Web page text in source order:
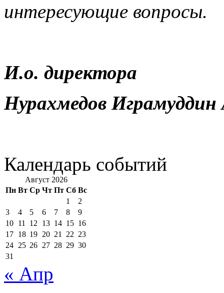
интересующие вопросы.
И.о. директора
Нурахмедов Играмуддин
Календарь событий
Август 2026
Пн Вт Ср Чт Пт Сб Вс
1
2
3
4 5 6 7 8
9
10 11 12 13 14 15 16
17 18 19 20 21 22 23
24 25 26 27 28 29 30
31
« Апр